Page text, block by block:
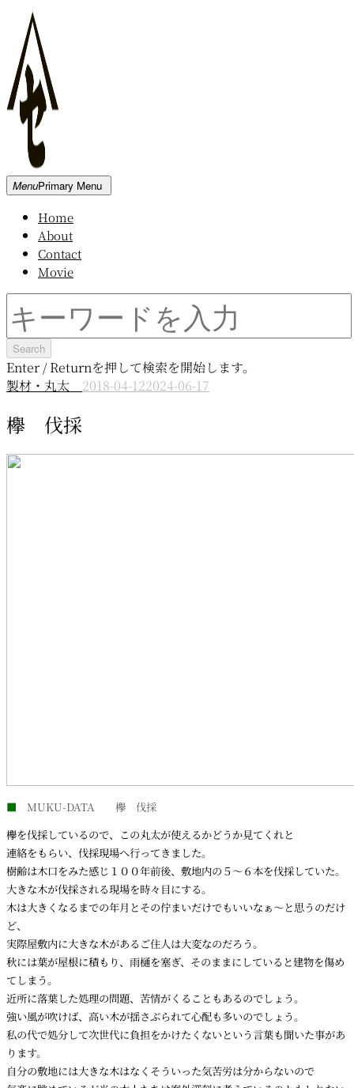
Skip
content
新
倉
庫
MenuPrimary Menu
Home
About
Contact
Movie
for:
Enter / Returnを押して検索を開始します。
製材・丸太 2018-04-122024-06-17
欅 伐採
■ MUKU-DATA 欅 伐採
欅を伐採しているので、この丸太が使えるかどうか見てくれと
連絡をもらい、伐採現場へ行ってきました。
樹齢は木口をみた感じ１００年前後、敷地内の５～６本を伐採していた。
大きな木が伐採される現場を時々目にする。
木は大きくなるまでの年月とその佇まいだけでもいいなぁ～と思うのだけ
ど、
実際屋敷内に大きな木があるご住人は大変なのだろう。
秋には葉が屋根に積もり、雨樋を塞ぎ、そのままにしていると建物を傷め
てしまう。
近所に落葉した処理の問題、苦情がくることもあるのでしょう。
強い風が吹けば、高い木が揺さぶられて心配も多いのでしょう。
私の代で処分して次世代に負担をかけたくないという言葉も聞いた事があ
ります。
自分の敷地には大きな木はなくそういった気苦労は分からないので